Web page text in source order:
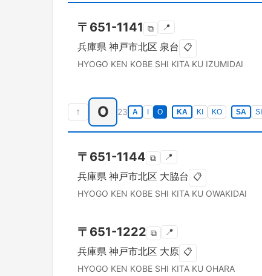
〒 651-1141 ⧉ 📍
兵庫県 神戸市北区 泉台 📋
HYOGO KEN KOBE SHI KITA KU IZUMIDAI
↑ O 23 A O KA KI KO SA SI
〒 651-1144 ⧉ 📍
兵庫県 神戸市北区 大脇台 📋
HYOGO KEN KOBE SHI KITA KU OWAKIDAI
〒 651-1222 ⧉ 📍
兵庫県 神戸市北区 大原 📋
HYOGO KEN KOBE SHI KITA KU OHARA